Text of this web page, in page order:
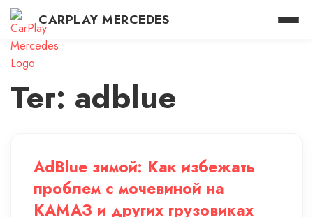
CARPLAY MERCEDES
Тег: adblue
AdBlue зимой: Как избежать
проблем с мочевиной на
КАМАЗ и других грузовиках